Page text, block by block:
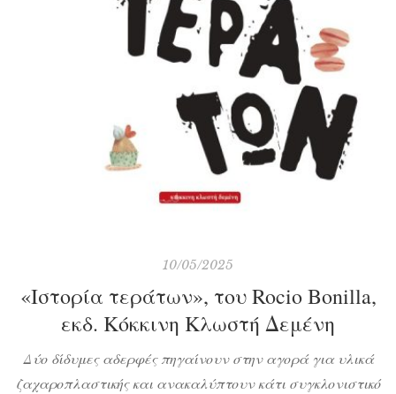
10/05/2025
«Ιστορία τεράτων», του Rocio Bonilla,
εκδ. Κόκκινη Κλωστή Δεμένη
Δύο δίδυμες αδερφές πηγαίνουν στην αγορά για υλικά
ζαχαροπλαστικής και ανακαλύπτουν κάτι συγκλονιστικό